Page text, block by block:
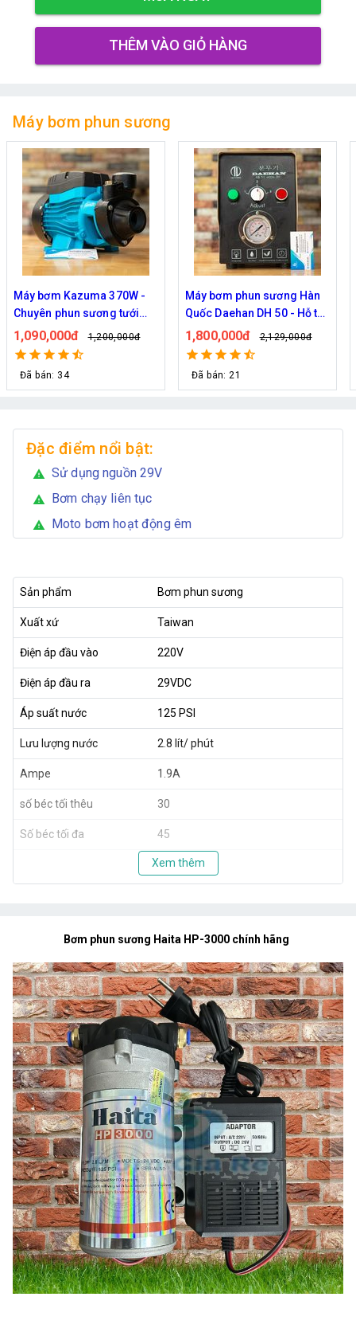
THÊM VÀO GIỎ HÀNG
Máy bơm phun sương
Máy bơm Kazuma 370W -
Chuyên phun sương tưới
cây
1,090,000đ 1,200,000đ
Đã bán: 34
Máy bơm phun sương Hàn
Quốc Daehan DH 50 - Hỗ trợ
từ 30 đến 50 béc phun
1,800,000đ 2,129,000đ
Đã bán: 21
Đặc điểm nổi bật:
warning Sử dụng nguồn 29V
warning Bơm chạy liên tục
warning Moto bơm hoạt động êm
Sản phẩm Bơm phun sương
Xuất xứ Taiwan
Điện áp đầu vào 220V
Điện áp đầu ra 29VDC
Áp suất nước 125 PSI
Lưu lượng nước 2.8 lít/ phút
Ampe 1.9A
số béc tối thêu 30
Số béc tối đa 45
Xem thêm
Bơm phun sương Haita HP-3000 chính hãng